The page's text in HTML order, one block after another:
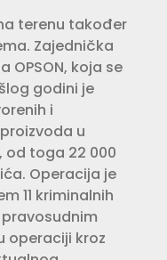
terenu također
Zajednička
OPSON, koja se
godini je
i
u
od toga 22 000
Operacija je
11 kriminalnih
operaciji kroz